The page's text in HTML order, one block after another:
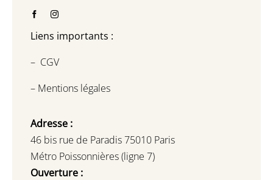
Liens importants :
– CGV
– Mentions légales
Adresse :
46 bis rue de Paradis 75010 Paris
Métro Poissonnières (ligne 7)
Ouverture :